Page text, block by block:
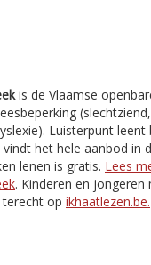
is de Vlaamse
Luisterpunt leent
het hele aanbod in
lenen is gratis. Lees
. Kinderen en jongeren
terecht op ikhaatlezen.be.